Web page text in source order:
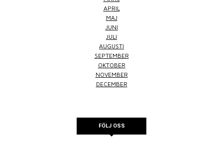
APRIL
MAJ
JUNI
JULI
AUGUSTI
SEPTEMBER
OKTOBER
NOVEMBER
DECEMBER
FÖLJ OSS